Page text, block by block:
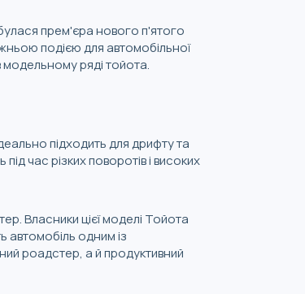
прем'єра нового п'ятого
подією для автомобільної
модельному ряді тойота.
підходить для дрифту та
час різких поворотів і високих
Власники цієї моделі Тойота
автомобіль одним із
роадстер, а й продуктивний